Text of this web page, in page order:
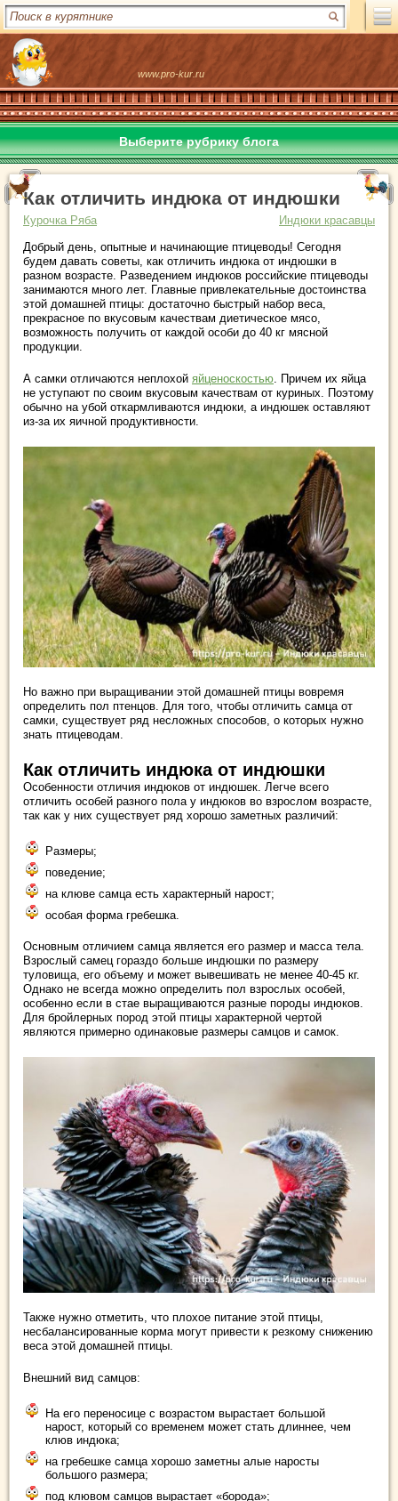
www.pro-kur.ru
Выберите рубрику блога
Как отличить индюка от индюшки
Курочка Ряба
Индюки красавцы
Добрый день, опытные и начинающие птицеводы! Сегодня
будем давать советы, как отличить индюка от индюшки в
разном возрасте. Разведением индюков российские птицеводы
занимаются много лет. Главные привлекательные достоинства
этой домашней птицы: достаточно быстрый набор веса,
прекрасное по вкусовым качествам диетическое мясо,
возможность получить от каждой особи до 40 кг мясной
продукции.
А самки отличаются неплохой яйценоскостью. Причем их яйца
не уступают по своим вкусовым качествам от куриных. Поэтому
обычно на убой откармливаются индюки, а индюшек оставляют
из-за их яичной продуктивности.
Но важно при выращивании этой домашней птицы вовремя
определить пол птенцов. Для того, чтобы отличить самца от
самки, существует ряд несложных способов, о которых нужно
знать птицеводам.
Как отличить индюка от индюшки
Особенности отличия индюков от индюшек. Легче всего
отличить особей разного пола у индюков во взрослом возрасте,
так как у них существует ряд хорошо заметных различий:
Размеры;
поведение;
на клюве самца есть характерный нарост;
особая форма гребешка.
Основным отличием самца является его размер и масса тела.
Взрослый самец гораздо больше индюшки по размеру
туловища, его объему и может вывешивать не менее 40-45 кг.
Однако не всегда можно определить пол взрослых особей,
особенно если в стае выращиваются разные породы индюков.
Для бройлерных пород этой птицы характерной чертой
являются примерно одинаковые размеры самцов и самок.
Также нужно отметить, что плохое питание этой птицы,
несбалансированные корма могут привести к резкому снижению
веса этой домашней птицы.
Внешний вид самцов:
На его переносице с возрастом вырастает большой
нарост, который со временем может стать длиннее, чем
клюв индюка;
на гребешке самца хорошо заметны алые наросты
большого размера;
под клювом самцов вырастает «борода»;